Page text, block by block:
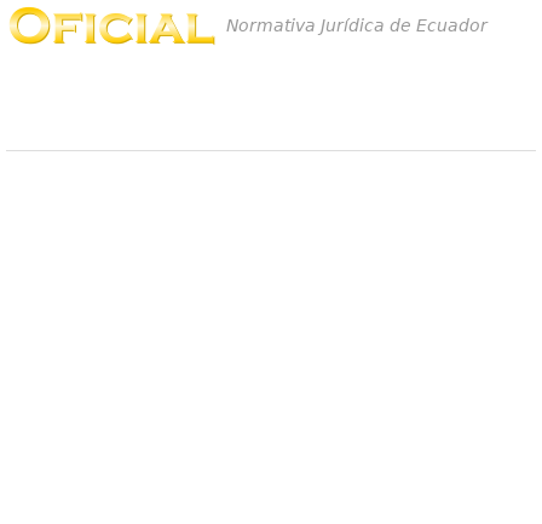
Normativa Jurídica de Ecuador